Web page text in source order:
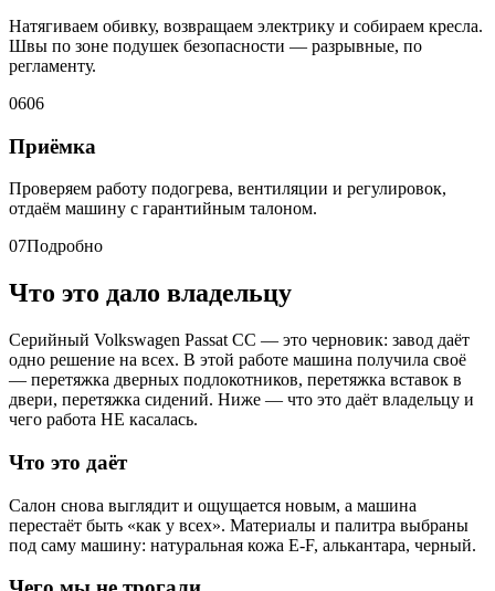
Натягиваем обивку, возвращаем электрику и собираем кресла.
Швы по зоне подушек безопасности — разрывные, по
регламенту.
0606
Приёмка
Проверяем работу подогрева, вентиляции и регулировок,
отдаём машину с гарантийным талоном.
07Подробно
Что это дало владельцу
Серийный Volkswagen Passat CC — это черновик: завод даёт
одно решение на всех. В этой работе машина получила своё
— перетяжка дверных подлокотников, перетяжка вставок в
двери, перетяжка сидений. Ниже — что это даёт владельцу и
чего работа НЕ касалась.
Что это даёт
Салон снова выглядит и ощущается новым, а машина
перестаёт быть «как у всех». Материалы и палитра выбраны
под саму машину: натуральная кожа E-F, алькантара, черный.